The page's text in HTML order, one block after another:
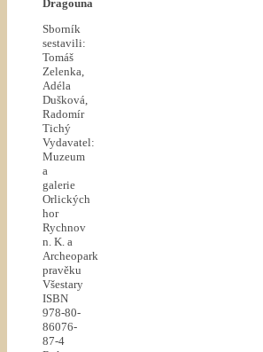
Dragouna
Sborník
sestavili:
Tomáš
Zelenka,
Adéla
Dušková,
Radomír
Tichý
Vydavatel:
Muzeum
a
galerie
Orlických
hor
Rychnov
n. K. a
Archeopark
pravěku
Všestary
ISBN
978-80-
86076-
87-4